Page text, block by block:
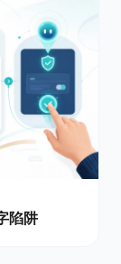
陷阱